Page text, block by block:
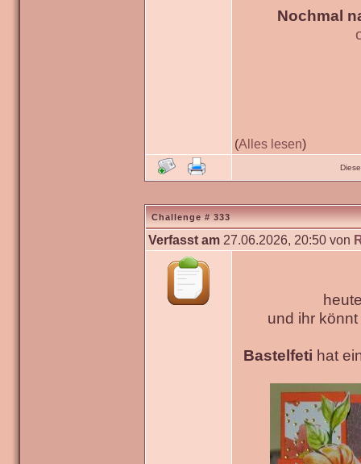
Nochmal
(Alles lesen)
Challenge # 333
Verfasst am 27.06.2026, 20:50 von
und ihr
Bastelfeti hat